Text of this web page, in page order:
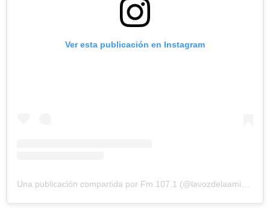
Ver esta publicación en Instagram
Una publicación compartida por Fm 107.1 (@lavozdelaamistad)